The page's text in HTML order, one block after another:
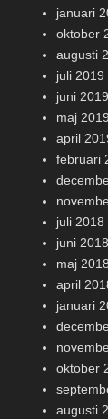
januari
oktober
augusti
juli 2019
juni 2019
maj 2019
april
februari
juli 2018
juni 2018
maj 2018
april
januari
oktober
augusti